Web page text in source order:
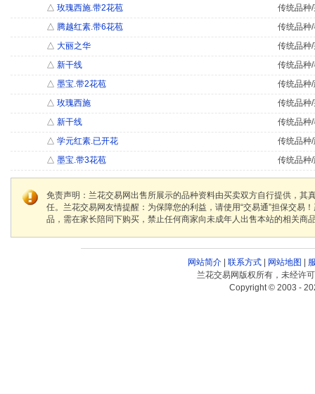
△ 玫瑰西施.带2花苞
传统品种
△ 腾越红素.带6花苞
传统品种
△ 大丽之华
传统品种
△ 新干线
传统品种
△ 墨宝.带2花苞
传统品种
△ 玫瑰西施
传统品种
△ 新干线
传统品种
△ 学元红素.已开花
传统品种
△ 墨宝.带3花苞 传统品种
免责声明：兰花交易网出售所展示的品种资料由买卖双方自行提供，
任。兰花交易网友情提醒：为保障您的利益，请使用“交易通”担保交
品，需在家长陪同下购买，禁止任何商家向未成年人出售本站的相关商
网站简介| 联系方式| 网站地图
兰花交易网版权所有，未经许
Copyright © 2003 -